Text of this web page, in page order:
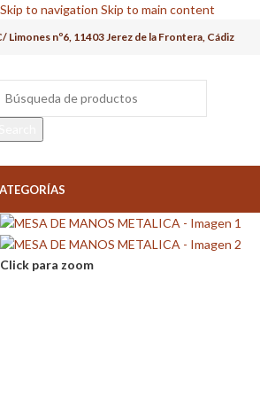
Skip to navigation Skip to main content
Limones nº6, 11403 Jerez de la Frontera, Cádiz
Click para zoom